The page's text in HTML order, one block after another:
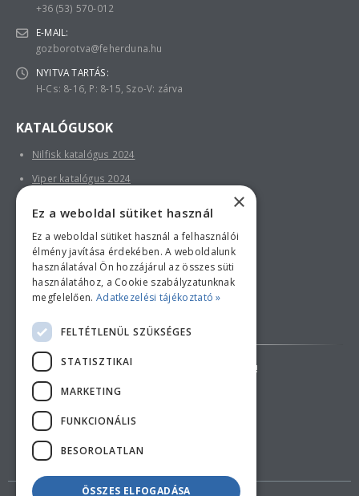
+36 (53) 570-012
E-MAIL:
gozborotva@feherduna.hu
NYITVA TARTÁS:
H-Cs: 8-16, P: 8-15, Szo-V: zárva
KATALÓGUSOK
Nilfisk katalógus 2024
Viper katalógus 2024
AZ ÁRAK TÁJÉKOZTATÓ JELLEGŰEK!
×
Ez a weboldal sütiket használ
Ez a weboldal sütiket használ a felhasználói
élmény javítása érdekében. A weboldalunk
használatával Ön hozzájárul az összes süti
használatához, a Cookie szabályzatunknak
megfelelően. Adatkezelési tájékoztató »
FELTÉTLENÜL SZÜKSÉGES
STATISZTIKAI
MARKETING
FUNKCIONÁLIS
BESOROLATLAN
ÖSSZES ELFOGADÁSA